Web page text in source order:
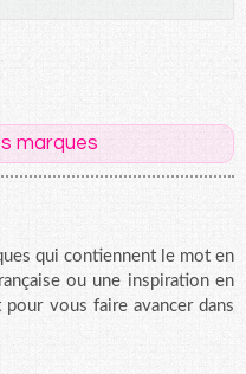
marques
qui contiennent le mot en
ou une inspiration en
vous faire avancer dans